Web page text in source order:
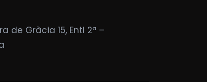
de Gràcia 15, Entl 2ª –